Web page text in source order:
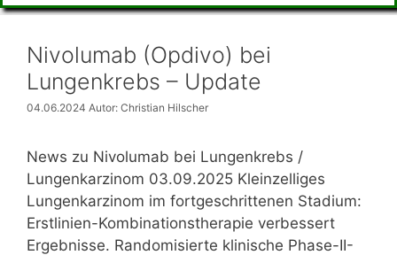
Nivolumab (Opdivo) bei
Lungenkrebs – Update
04.06.2024 Autor: Christian Hilscher
News zu Nivolumab bei Lungenkrebs /
Lungenkarzinom 03.09.2025 Kleinzelliges
Lungenkarzinom im fortgeschrittenen Stadium:
Erstlinien-Kombinationstherapie verbessert
Ergebnisse. Randomisierte klinische Phase-II-